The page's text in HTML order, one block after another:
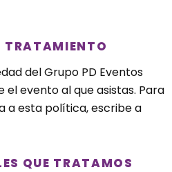
TRATAMIENTO
del Grupo PD Eventos
el evento al que asistas. Para
a esta política, escribe a
QUE TRATAMOS